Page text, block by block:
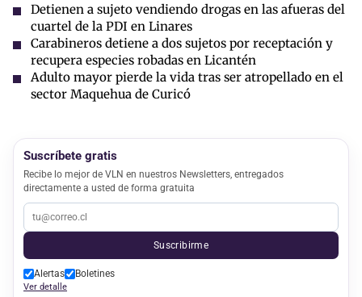
Detienen a sujeto vendiendo drogas en las afueras del
cuartel de la PDI en Linares
Carabineros detiene a dos sujetos por receptación y
recupera especies robadas en Licantén
Adulto mayor pierde la vida tras ser atropellado en el
sector Maquehua de Curicó
Suscríbete gratis
Recibe lo mejor de VLN en nuestros Newsletters, entregados
directamente a usted de forma gratuita
Suscribirme
Alertas Boletines
Ver detalle